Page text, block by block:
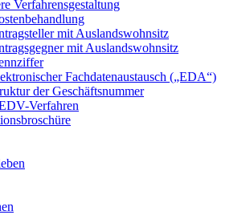
Verfahrensgestaltung
mit Auslandswohnsitz
mit Auslandswohnsitz
Fachdatenaustausch („EDA“)
der Geschäftsnummer
Verfahren